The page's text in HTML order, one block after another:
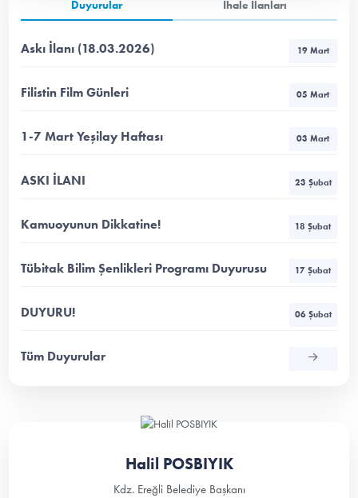
Duyurular İhale İlanları
Askı İlanı (18.03.2026) 19 Mart
Filistin Film Günleri 05 Mart
1-7 Mart Yeşilay Haftası 03 Mart
ASKI İLANI 23 Şubat
Kamuoyunun Dikkatine! 18 Şubat
Tübitak Bilim Şenlikleri Programı Duyurusu 17 Şubat
DUYURU! 06 Şubat
Tüm Duyurular
Halil POSBIYIK
Kdz. Ereğli Belediye Başkanı